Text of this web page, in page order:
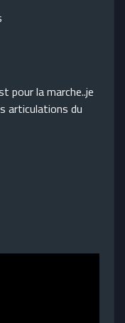
pour la marche..je
articulations du